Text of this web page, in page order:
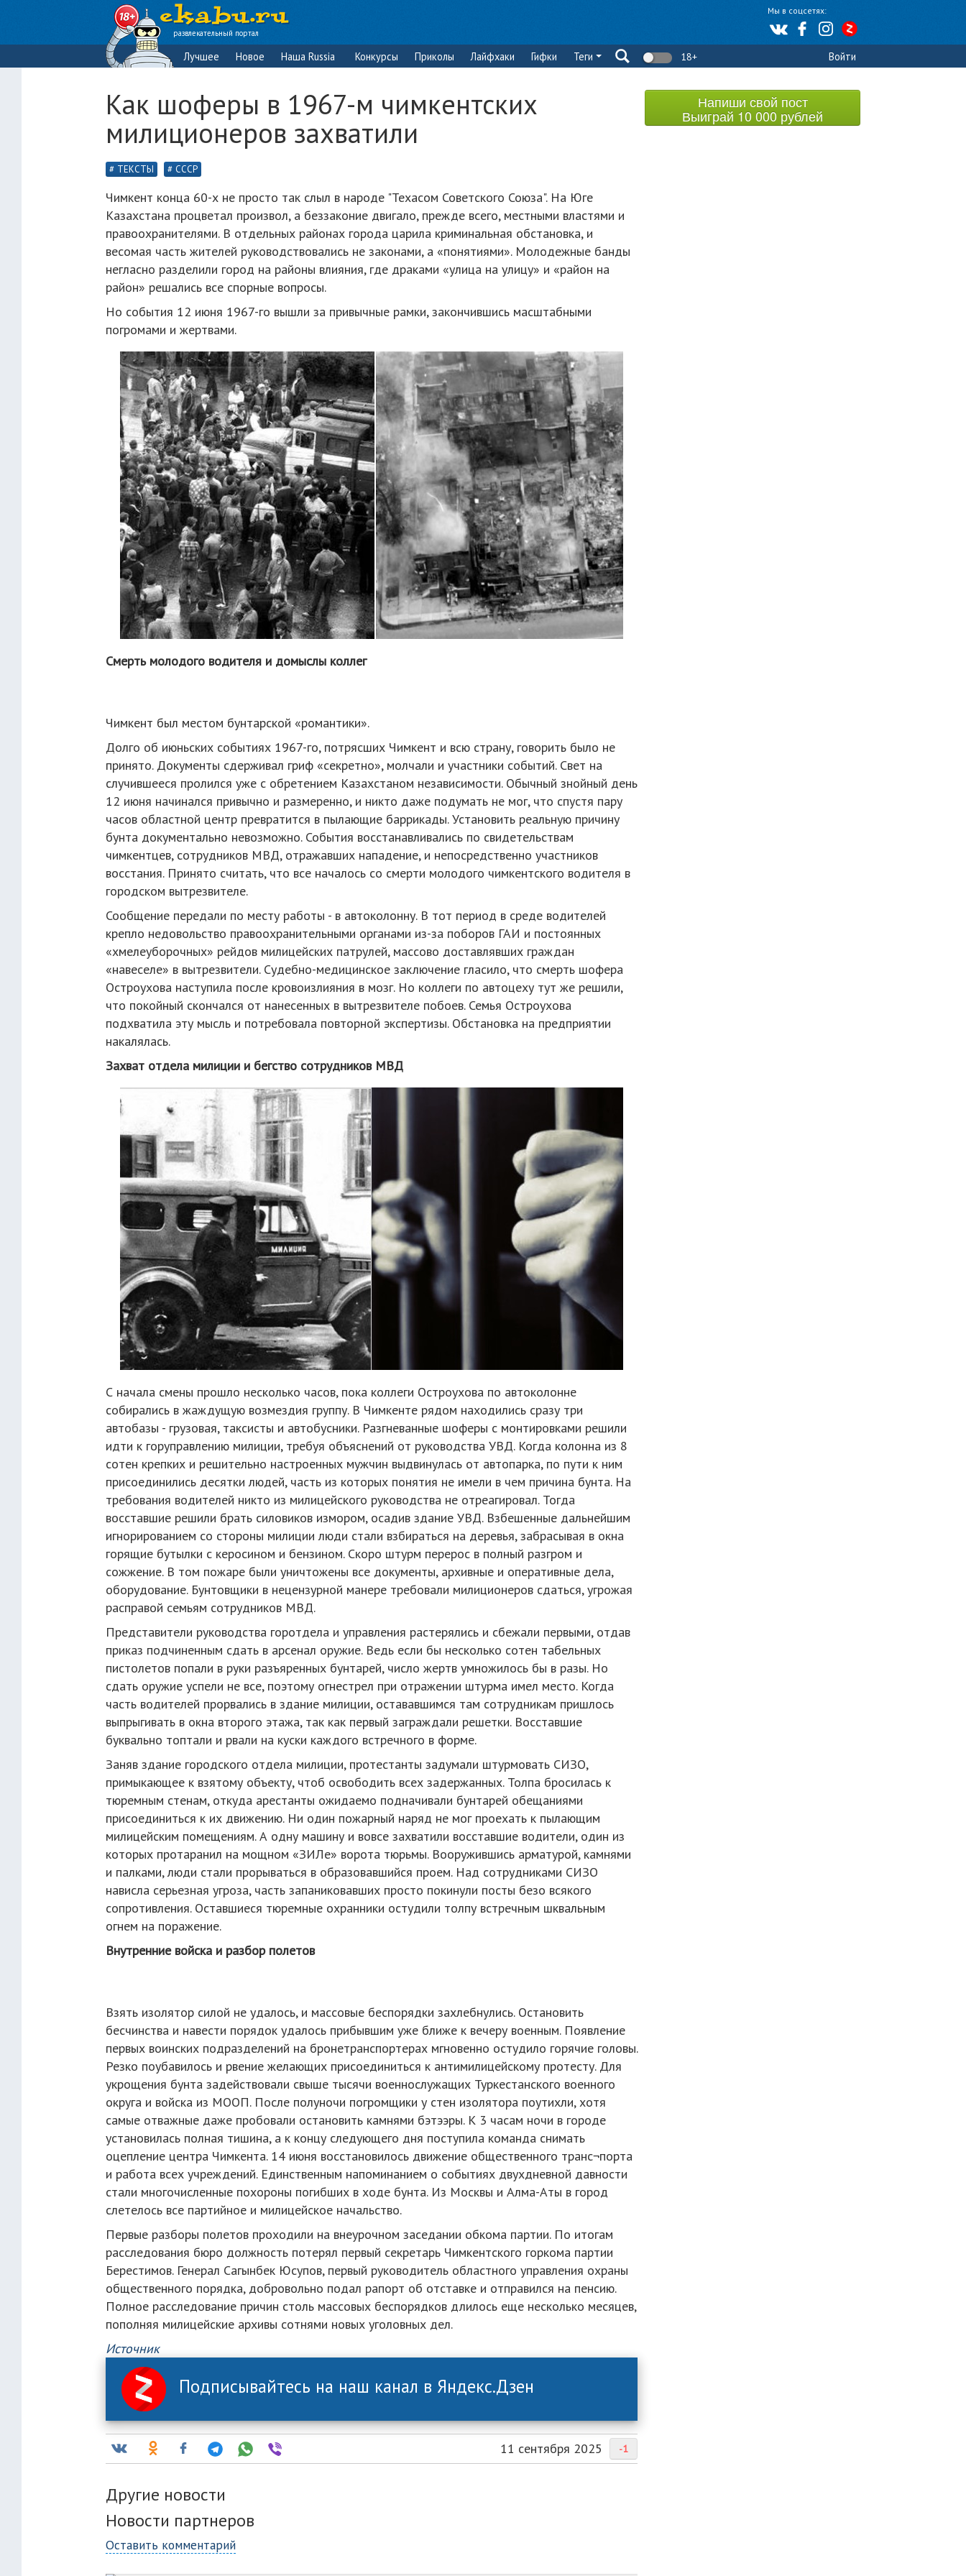
Мы в соцсетях:
развлекательный портал
Лучшее Новое Наша Russia Конкурсы Приколы Лайфхаки Гифки Теги 18+ Войти
Как шоферы в 1967-м чимкентских
милиционеров захватили
ТЕКСТЫ СССР
Чимкент конца 60-х не просто так слыл в народе "Техасом Советского Союза". На Юге
Казахстана процветал произвол, а беззаконие двигало, прежде всего, местными властями и
правоохранителями. В отдельных районах города царила криминальная обстановка, и
весомая часть жителей руководствовались не законами, а «понятиями». Молодежные банды
негласно разделили город на районы влияния, где драками «улица на улицу» и «район на
район» решались все спорные вопросы.
Но события 12 июня 1967-го вышли за привычные рамки, закончившись масштабными
погромами и жертвами.
Смерть молодого водителя и домыслы коллег
Чимкент был местом бунтарской «романтики».
Долго об июньских событиях 1967-го, потрясших Чимкент и всю страну, говорить было не
принято. Документы сдерживал гриф «секретно», молчали и участники событий. Свет на
случившееся пролился уже с обретением Казахстаном независимости. Обычный знойный день
12 июня начинался привычно и размеренно, и никто даже подумать не мог, что спустя пару
часов областной центр превратится в пылающие баррикады. Установить реальную причину
бунта документально невозможно. События восстанавливались по свидетельствам
чимкентцев, сотрудников МВД, отражавших нападение, и непосредственно участников
восстания. Принято считать, что все началось со смерти молодого чимкентского водителя в
городском вытрезвителе.
Сообщение передали по месту работы - в автоколонну. В тот период в среде водителей
крепло недовольство правоохранительными органами из-за поборов ГАИ и постоянных
«хмелеуборочных» рейдов милицейских патрулей, массово доставлявших граждан
«навеселе» в вытрезвители. Судебно-медицинское заключение гласило, что смерть шофера
Остроухова наступила после кровоизлияния в мозг. Но коллеги по автоцеху тут же решили,
что покойный скончался от нанесенных в вытрезвителе побоев. Семья Остроухова
подхватила эту мысль и потребовала повторной экспертизы. Обстановка на предприятии
накалялась.
Захват отдела милиции и бегство сотрудников МВД
С начала смены прошло несколько часов, пока коллеги Остроухова по автоколонне
собирались в жаждущую возмездия группу. В Чимкенте рядом находились сразу три
автобазы - грузовая, таксисты и автобусники. Разгневанные шоферы с монтировками решили
идти к горуправлению милиции, требуя объяснений от руководства УВД. Когда колонна из 8
сотен крепких и решительно настроенных мужчин выдвинулась от автопарка, по пути к ним
присоединились десятки людей, часть из которых понятия не имели в чем причина бунта. На
требования водителей никто из милицейского руководства не отреагировал. Тогда
восставшие решили брать силовиков измором, осадив здание УВД. Взбешенные дальнейшим
игнорированием со стороны милиции люди стали взбираться на деревья, забрасывая в окна
горящие бутылки с керосином и бензином. Скоро штурм перерос в полный разгром и
сожжение. В том пожаре были уничтожены все документы, архивные и оперативные дела,
оборудование. Бунтовщики в нецензурной манере требовали милиционеров сдаться, угрожая
расправой семьям сотрудников МВД.
Представители руководства горотдела и управления растерялись и сбежали первыми, отдав
приказ подчиненным сдать в арсенал оружие. Ведь если бы несколько сотен табельных
пистолетов попали в руки разъяренных бунтарей, число жертв умножилось бы в разы. Но
сдать оружие успели не все, поэтому огнестрел при отражении штурма имел место. Когда
часть водителей прорвались в здание милиции, остававшимся там сотрудникам пришлось
выпрыгивать в окна второго этажа, так как первый заграждали решетки. Восставшие
буквально топтали и рвали на куски каждого встречного в форме.
Заняв здание городского отдела милиции, протестанты задумали штурмовать СИЗО,
примыкающее к взятому объекту, чтоб освободить всех задержанных. Толпа бросилась к
тюремным стенам, откуда арестанты ожидаемо подначивали бунтарей обещаниями
присоединиться к их движению. Ни один пожарный наряд не мог проехать к пылающим
милицейским помещениям. А одну машину и вовсе захватили восставшие водители, один из
которых протаранил на мощном «ЗИЛе» ворота тюрьмы. Вооружившись арматурой, камнями
и палками, люди стали прорываться в образовавшийся проем. Над сотрудниками СИЗО
нависла серьезная угроза, часть запаниковавших просто покинули посты безо всякого
сопротивления. Оставшиеся тюремные охранники остудили толпу встречным шквальным
огнем на поражение.
Внутренние войска и разбор полетов
Взять изолятор силой не удалось, и массовые беспорядки захлебнулись. Остановить
бесчинства и навести порядок удалось прибывшим уже ближе к вечеру военным. Появление
первых воинских подразделений на бронетранспортерах мгновенно остудило горячие головы.
Резко поубавилось и рвение желающих присоединиться к антимилицейскому протесту. Для
укрощения бунта задействовали свыше тысячи военнослужащих Туркестанского военного
округа и войска из МООП. После полуночи погромщики у стен изолятора поутихли, хотя
самые отважные даже пробовали остановить камнями бэтээры. К 3 часам ночи в городе
установилась полная тишина, а к концу следующего дня поступила команда снимать
оцепление центра Чимкента. 14 июня восстановилось движение общественного транс¬порта
и работа всех учреждений. Единственным напоминанием о событиях двухдневной давности
стали многочисленные похороны погибших в ходе бунта. Из Москвы и Алма-Аты в город
слетелось все партийное и милицейское начальство.
Первые разборы полетов проходили на внеурочном заседании обкома партии. По итогам
расследования бюро должность потерял первый секретарь Чимкентского горкома партии
Берестимов. Генерал Сагынбек Юсупов, первый руководитель областного управления охраны
общественного порядка, добровольно подал рапорт об отставке и отправился на пенсию.
Полное расследование причин столь массовых беспорядков длилось еще несколько месяцев,
пополняя милицейские архивы сотнями новых уголовных дел.
Источник
Подписывайтесь на наш канал в Яндекс.Дзен
-1
11 сентября 2025
Другие новости
Новости партнеров
Оставить комментарий
Напиши свой пост
Выиграй 10 000 рублей